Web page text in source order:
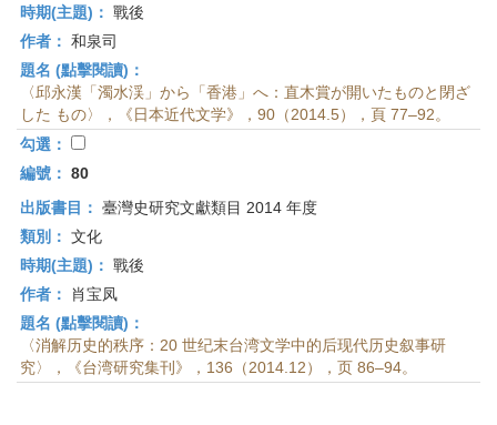
時期(主題)： 戰後
作者： 和泉司
題名 (點擊閱讀)：
〈邱永漢「濁水渓」から「香港」へ：直木賞が開いたものと閉ざ
した もの〉，《日本近代文学》，90（2014.5），頁 77–92。
勾選：
編號： 80
出版書目： 臺灣史研究文獻類目 2014 年度
類別： 文化
時期(主題)： 戰後
作者：
肖宝凤
題名 (點擊閱讀)：
〈消解历史的秩序：20 世纪末台湾文学中的后现代历史叙事研
究〉，《台湾研究集刊》，136（2014.12），页 86–94。